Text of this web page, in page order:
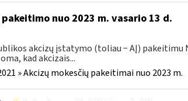
nuo 2023 m. vasario 13 d.
akcizų įstatymo (toliau − AĮ) pakeitimu
kad akcizais...
» Akcizų mokesčių pakeitimai nuo 2023 m.